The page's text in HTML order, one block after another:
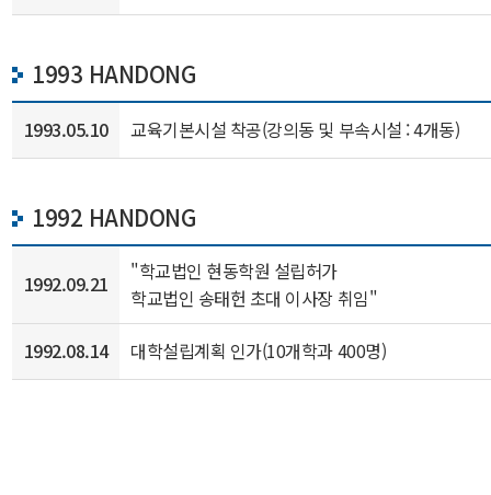
1993 HANDONG
1993.05.10 교육기본시설 착공(강의동 및 부속시설 : 4개동)
1992 HANDONG
1992.09.21
"학교법인 현동학원 설립허가
학교법인 송태헌 초대 이사장 취임"
1992.08.14
대학설립계획 인가(10개학과 400명)